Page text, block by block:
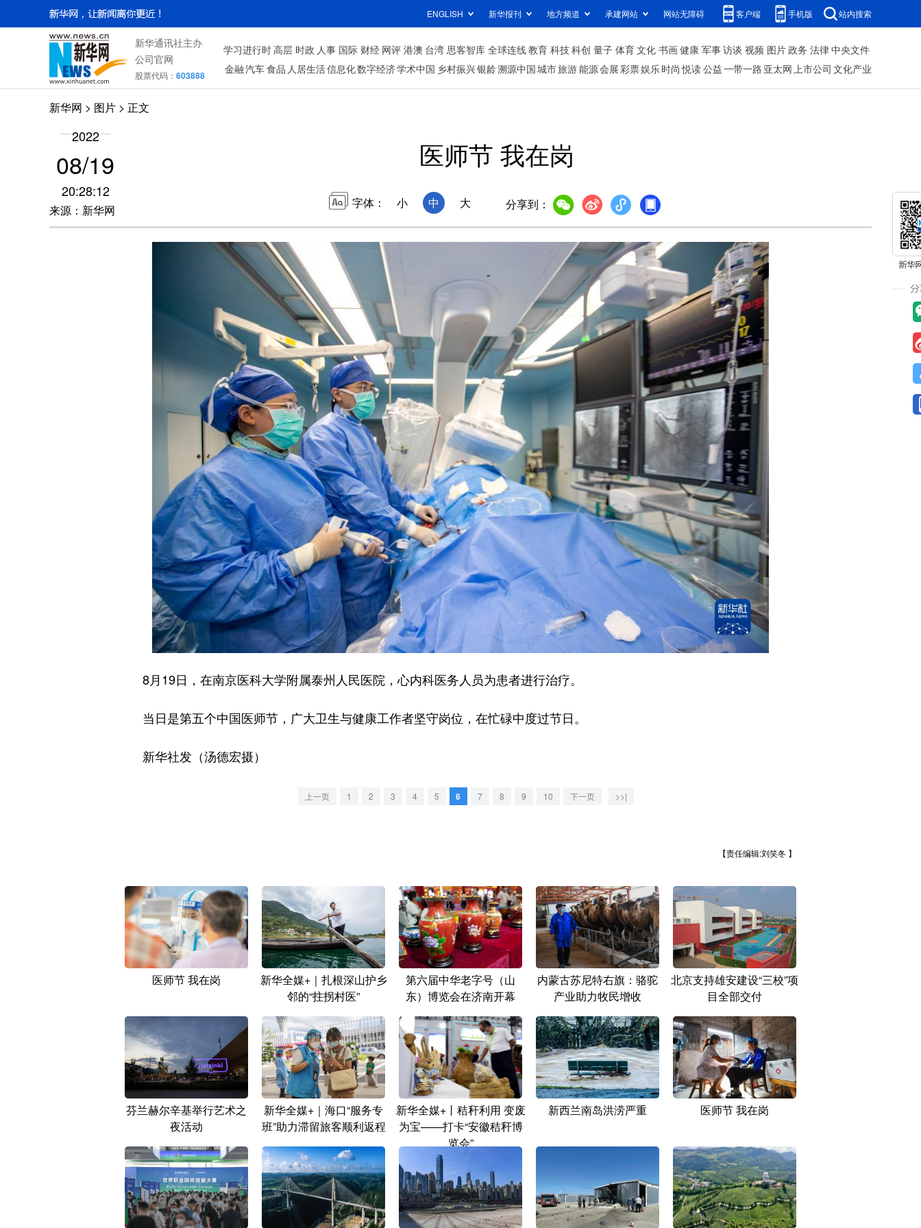
ENGLISH 新华报刊 地方频道 承建网站 网站无障碍 客户端 手机版 站内搜索
新华通讯社主办
公司官网
股票代码： 603888
学习进行时高层 时政 人事 国际 财经 网评 港澳 台湾 思客智库 全球连线教育 科技科创 量子 体育文化 书画健康 军事访谈 视频 图片政务 法律中央文件
金融汽车食品 人居生活信息化数字经济学术中国 乡村振兴银龄溯源中国城市旅游能源会展彩票娱乐时尚 悦读公益一带一路 亚太网上市公司 文化产业
新华网 > 图片 > 正文
2022
08/19
20:28:12
来源：新华网
医师节 我在岗
字体： 小 中 大 分享到：
8月19日，在南京医科大学附属泰州人民医院，心内科医务人员为患者进行治疗。
当日是第五个中国医师节，广大卫生与健康工作者坚守岗位，在忙碌中度过节日。
新华社发（汤德宏摄）
上一页 1 2 3 4 5 6 7 8 9 10 下一页 >>|
【责任编辑:刘笑冬 】
医师节 我在岗
新华全媒+｜扎根深山护乡
邻的“拄拐村医”
第六届中华老字号（山
东）博览会在济南开幕
内蒙古苏尼特右旗：骆驼
产业助力牧民增收
北京支持雄安建设“三校”项
目全部交付
芬兰赫尔辛基举行艺术之
夜活动
新华全媒+｜海口“服务专
班”助力滞留旅客顺利返程
新华全媒+丨秸秆利用 变废
为宝——打卡“安徽秸秆博
览会”
新西兰南岛洪涝严重 医师节 我在岗